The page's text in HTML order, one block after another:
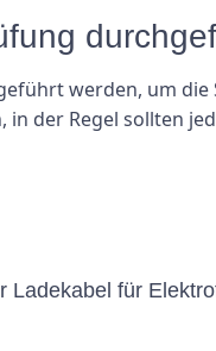
werden, um
in der Regel sollten